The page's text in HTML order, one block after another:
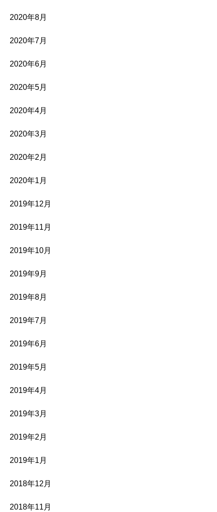
2020年8月
2020年7月
2020年6月
2020年5月
2020年4月
2020年3月
2020年2月
2020年1月
2019年12月
2019年11月
2019年10月
2019年9月
2019年8月
2019年7月
2019年6月
2019年5月
2019年4月
2019年3月
2019年2月
2019年1月
2018年12月
2018年11月